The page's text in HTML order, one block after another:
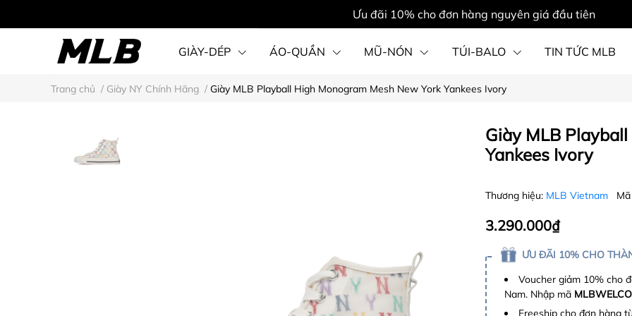
Ưu đãi 10% cho đơn hàng nguyên giá đầu tiên
GIÀY-DÉP ÁO-QUẦN MŨ-NÓN TÚI-BALO TIN TỨC MLB
STEAL KARINA STYLE PHỤ KIỆN
Trang chủ / Giày NY Chính Hãng / Giày MLB Playball High Monogram Mesh New York Yankees Ivory
Giày MLB
Yankees Ivory
Thương hiệu: MLB Vietnam
3.290.000₫
ƯU ĐÃI 10% CHO
Voucher giảm 10% cho
Nam. Nhập mã
Freeship cho đơn hàng